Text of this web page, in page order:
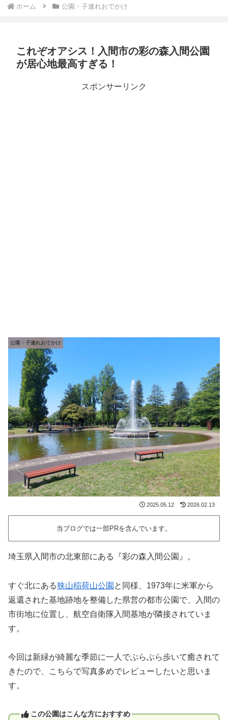
ホーム 公園・子連れおでかけ
これぞオアシス！入間市の彩の森入間公園
が居心地最高すぎる！
スポンサーリンク
公園・子連れおでかけ
2025.05.12 2026.02.13
当ブログでは一部PRを含んでいます。
埼玉県入間市の北東部にある『彩の森入間公園』。
すぐ北にある狭山稲荷山公園 と同様、1973年に米軍から
返還された基地跡地を整備した県営の都市公園で、入間の
市街地に位置し、航空自衛隊入間基地が隣接されていま
す。
今回は新緑が綺麗な季節に一人でぶらぶら歩いて癒されて
きたので、こちらで写真多めでレビューしたいと思いま
す。
この公園はこんな方におすすめ